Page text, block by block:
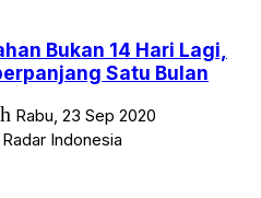
Bukan 14 Hari Lagi,
Satu Bulan
Rabu, 23 Sep 2020
Radar Indonesia